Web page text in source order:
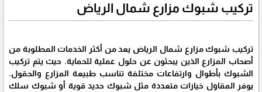
تركيب شبوك مزارع شمال الرياض
تركيب شبوك مزارع شمال الرياض يعد من أكثر الخدمات المطلوبة من
أصحاب المزارع الذين يبحثون عن حلول عملية للحماية. حيث يتم تركيب
الشبوك بأطوال وارتفاعات مختلفة تناسب طبيعة المزارع والحقول.
يوفر المقاول خيارات متعددة مثل شبوك حديد قوية أو شبوك سلك